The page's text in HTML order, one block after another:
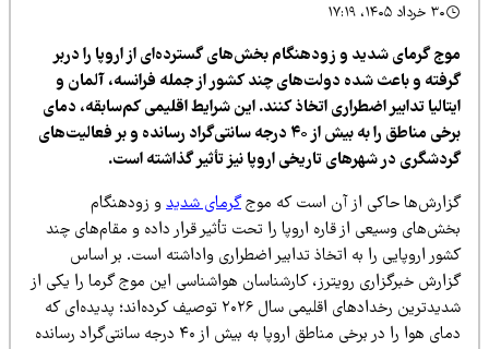
گرمای شدید و زودهنگام بخش‌های گسترده‌ای از اروپا را دربر
و باعث شده دولت‌های چند کشور از جمله فرانسه، آلمان و
تدابیر اضطراری اتخاذ کنند. این شرایط اقلیمی کم‌سابقه، دمای
برخی مناطق را به بیش از ۴۰ درجه سانتی‌گراد رسانده و بر فعالیت‌های
در شهرهای تاریخی اروپا نیز تأثیر گذاشته است.
حاکی از آن است که موج گرمای شدیدو زودهنگام
وسیعی از قاره اروپا را تحت تأثیر قرار داده و مقام‌های چند
اروپایی را به اتخاذ تدابیر اضطراری واداشته است. بر اساس
خبرگزاری رویترز، کارشناسان هواشناسی این موج گرما را یکی از
شدیدترین رخدادهای اقلیمی سال ۲۰۲۶ توصیف کرده‌اند؛ پدیده‌ای که
دمای هوا را در برخی مناطق اروپا به بیش از ۴۰ درجه سانتی‌گراد رسانده